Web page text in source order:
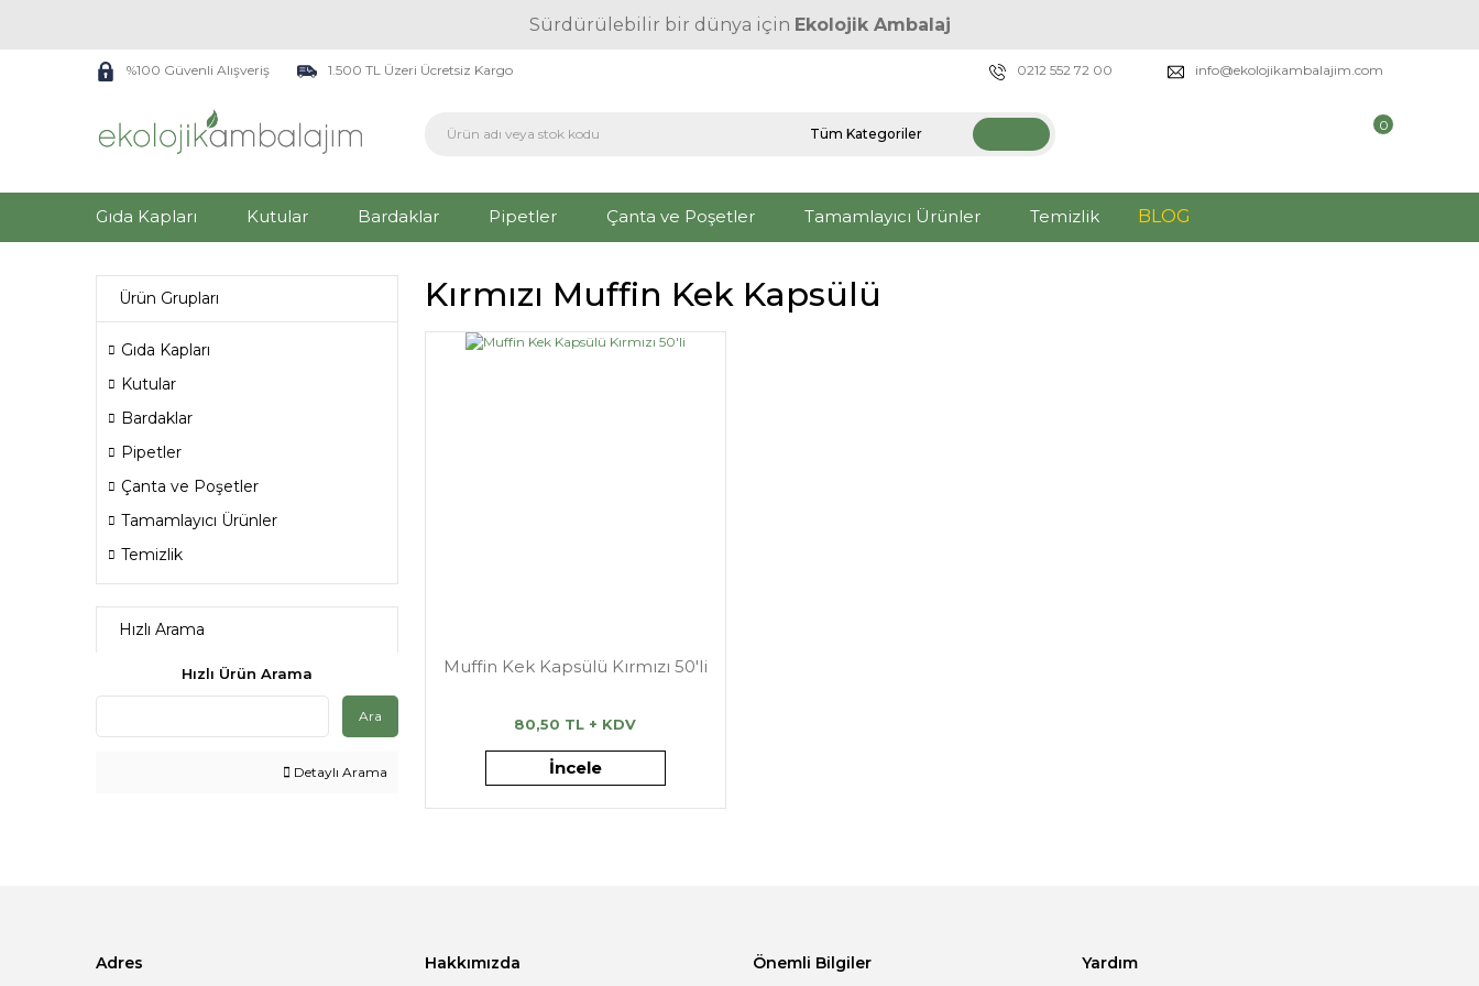
Sürdürülebilir bir dünya için Ekolojik Ambalaj
%100 Güvenli Alışveriş 1.500 TL Üzeri Ücretsiz Kargo 0212 552 72 00 info@ekolojikambalajim.com
0
Gıda Kapları Kutular Bardaklar Pipetler Çanta ve Poşetler Tamamlayıcı Ürünler Temizlik BLOG
Ürün Grupları
Gıda Kapları
Kutular
Bardaklar
Pipetler
Çanta ve Poşetler
Tamamlayıcı Ürünler
Temizlik
Hızlı Arama
Hızlı Ürün Arama
Ara
Detaylı Arama
Kırmızı Muffin Kek Kapsülü
Muffin Kek Kapsülü Kırmızı 50'li
80,50 TL + KDV
İncele
Adres Hakkımızda Önemli Bilgiler Yardım